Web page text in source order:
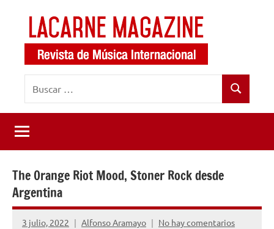
contenido
LaCarne
Magazine
de
música
internacional
Buscar
The Orange Riot Mood, Stoner Rock desde
Argentina
3 julio, 2022 Alfonso Aramayo No hay comentarios